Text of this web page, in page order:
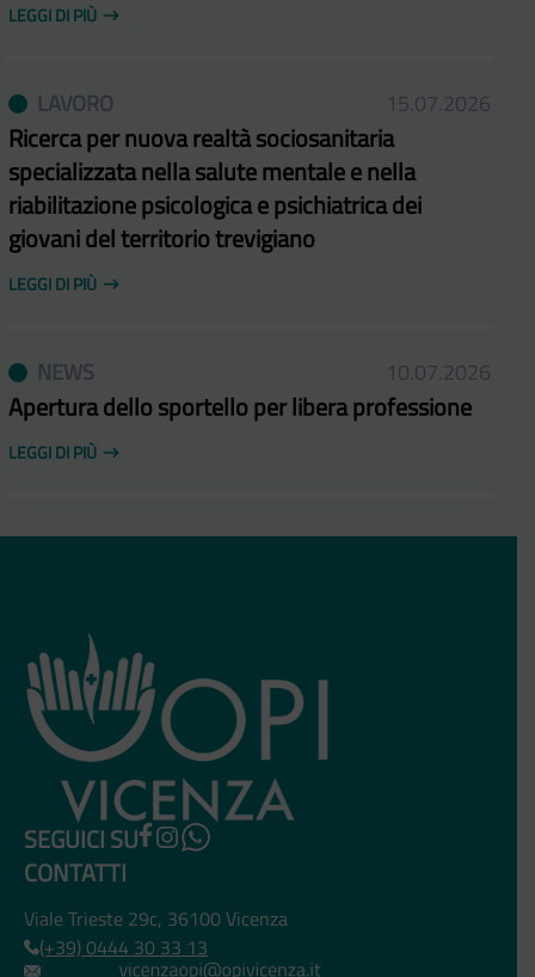
LEGGI DI PIÙ
LAVORO 15.07.2026
Ricerca per nuova realtà sociosanitaria
specializzata nella salute mentale e nella
riabilitazione psicologica e psichiatrica dei
giovani del territorio trevigiano
LEGGI DI PIÙ
NEWS 10.07.2026
Apertura dello sportello per libera professione
LEGGI DI PIÙ
SEGUICI SU
CONTATTI
Viale Trieste 29c, 36100 Vicenza
(+39) 0444 30 33 13